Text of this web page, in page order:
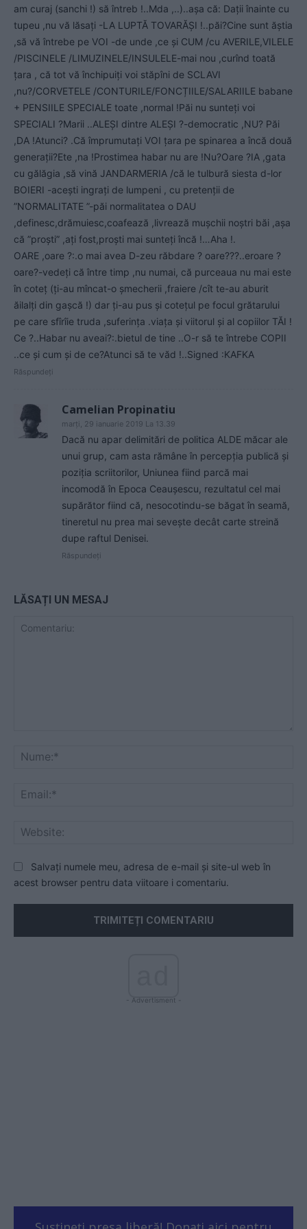
am curaj (sanchi !) să întreb !..Mda ,..)..așa că: Dații înainte cu
tupeu ,nu vă lăsați -LA LUPTĂ TOVARĂȘI !..păi?Cine sunt ăștia
,să vă întrebe pe VOI -de unde ,ce și CUM /cu AVERILE,VILELE
/PISCINELE /LIMUZINELE/INSULELE-mai nou ,curînd toată
țara , că tot vă închipuiți voi stăpîni de SCLAVI
,nu?/CORVETELE /CONTURILE/FONCȚIILE/SALARIILE babane
+ PENSIILE SPECIALE toate ,normal !Păi nu sunteți voi
SPECIALI ?Marii ..ALEȘI dintre ALEȘI ?-democratic ,NU? Păi
,DA !Atunci? .Că împrumutați VOI țara pe spinarea a încă două
generații?Ete ,na !Prostimea habar nu are !Nu?Oare ?IA ,gata
cu gălăgia ,să vină JANDARMERIA /că le tulbură siesta d-lor
BOIERI -acești ingrați de lumpeni , cu pretenții de
”NORMALITATE ”-păi normalitatea o DAU
,definesc,drămuiesc,coafează ,livrează mușchii noștri băi ,așa
că ”proști” ,ați fost,proști mai sunteți încă !…Aha !.
OARE ,oare ?:.o mai avea D-zeu răbdare ? oare???..eroare ?
oare?-vedeți că între timp ,nu numai, că purceaua nu mai este
în coteț (ți-au mîncat-o șmecherii ,fraiere /cît te-au aburit
ăilalți din gașcă !) dar ți-au pus și cotețul pe focul grătarului
pe care sfîrîie truda ,suferința .viața și viitorul și al copiilor TĂI !
Ce ?..Habar nu aveai?:.bietul de tine ..O-r să te întrebe COPII
..ce și cum și de ce?Atunci să te văd !..Signed :KAFKA
Răspundeți
Camelian Propinatiu
marți, 29 ianuarie 2019 La 13.39
Dacă nu apar delimitări de politica ALDE măcar ale
unui grup, cam asta rămâne în percepția publică şi
poziţia scriitorilor, Uniunea fiind parcă mai
incomodă în Epoca Ceauşescu, rezultatul cel mai
supărător fiind că, nesocotindu-se băgat în seamă,
tineretul nu prea mai sevește decât carte streină
dupe raftul Denisei.
Răspundeți
LĂSAȚI UN MESAJ
Salvați numele meu, adresa de e-mail și site-ul web în
acest browser pentru data viitoare i comentariu.
- Advertisment -